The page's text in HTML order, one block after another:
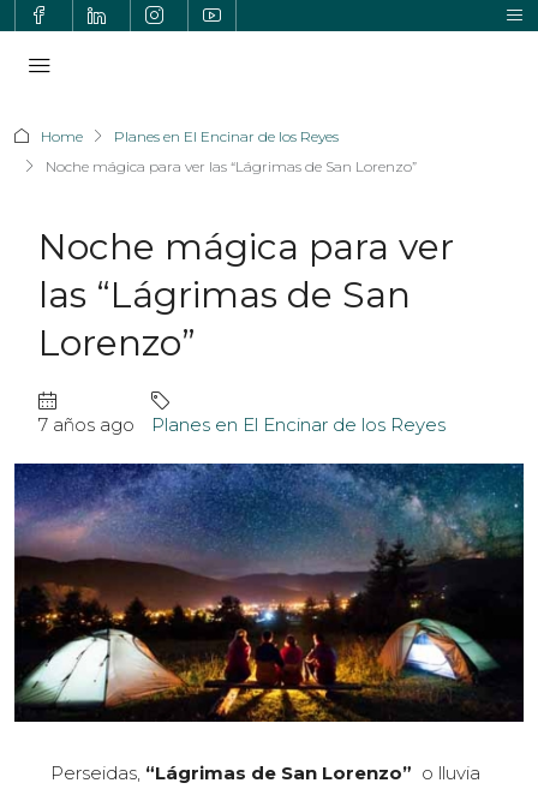
Home
Planes en El Encinar de los Reyes
Noche mágica para ver las “Lágrimas de San Lorenzo”
Noche mágica para ver
las “Lágrimas de San
Lorenzo”
7 años ago Planes en El Encinar de los Reyes
Perseidas, “Lágrimas de San Lorenzo” o lluvia